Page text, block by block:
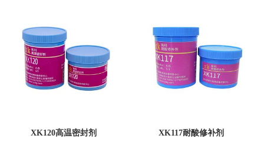
XK120高温密封剂 XK117耐酸修补剂